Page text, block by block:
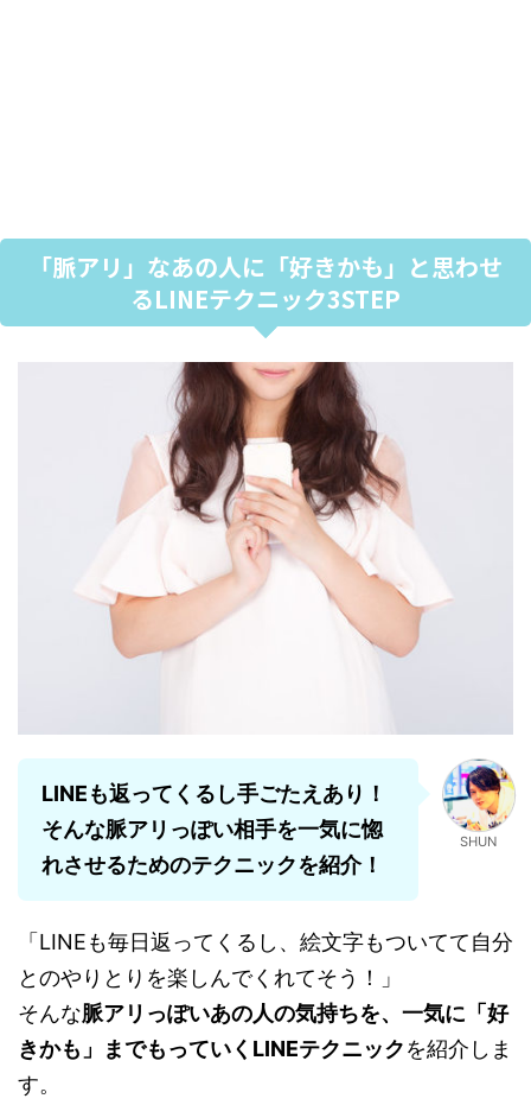
「脈アリ」なあの人に「好きかも」と思わせ
るLINEテクニック3STEP
LINEも返ってくるし手ごたえあり！
そんな脈アリっぽい相手を一気に惚
れさせるためのテクニックを紹介！
SHUN
「LINEも毎日返ってくるし、絵文字もついてて自分
とのやりとりを楽しんでくれてそう！」
そんな脈アリっぽいあの人の気持ちを、一気に「好
きかも」までもっていくLINEテクニックを紹介しま
す。